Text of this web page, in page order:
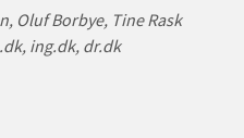
Oluf Borbye, Tine Rask
ing.dk, dr.dk